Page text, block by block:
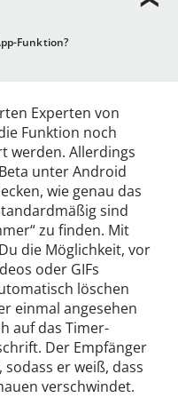
Funktion?
Experten von
Funktion noch
werden. Allerdings
unter Android
wie genau das
sind
zu finden. Mit
die Möglichkeit, vor
oder GIFs
löschen
einmal angesehen
auf das Timer-
Der Empfänger
er weiß, dass
verschwindet.